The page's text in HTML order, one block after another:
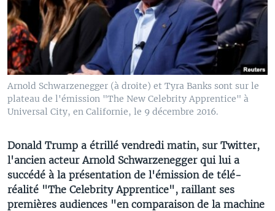
Arnold Schwarzenegger (à droite) et Tyra Banks sont sur le
plateau de l'émission "The New Celebrity Apprentice" à
Universal City, en Californie, le 9 décembre 2016.
Donald Trump a étrillé vendredi matin, sur Twitter,
l'ancien acteur Arnold Schwarzenegger qui lui a
succédé à la présentation de l'émission de télé-
réalité "The Celebrity Apprentice", raillant ses
premières audiences "en comparaison de la machine